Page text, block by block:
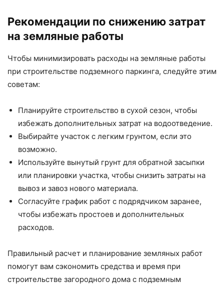
Рекомендации по снижению затрат
на земляные работы
Чтобы минимизировать расходы на земляные работы
при строительстве подземного паркинга, следуйте этим
советам:
Планируйте строительство в сухой сезон, чтобы
избежать дополнительных затрат на водоотведение.
Выбирайте участок с легким грунтом, если это
возможно.
Используйте вынутый грунт для обратной засыпки
или планировки участка, чтобы снизить затраты на
вывоз и завоз нового материала.
Согласуйте график работ с подрядчиком заранее,
чтобы избежать простоев и дополнительных
расходов.
Правильный расчет и планирование земляных работ
помогут вам сэкономить средства и время при
строительстве загородного дома с подземным